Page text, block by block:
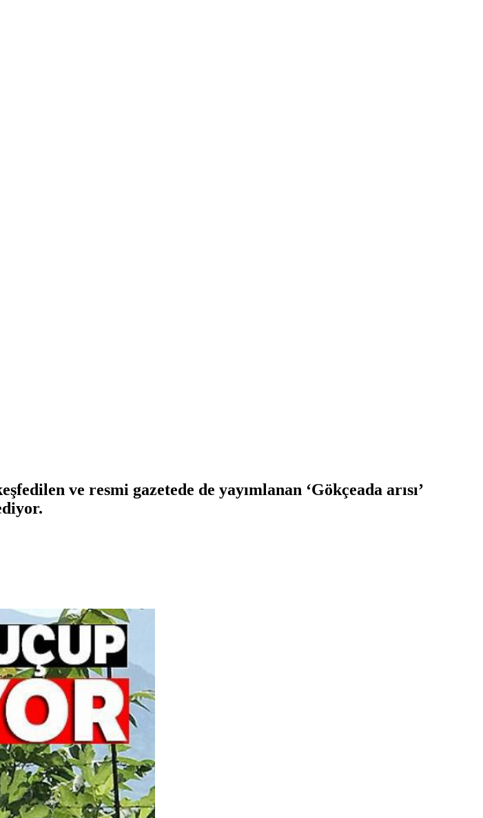
ve resmi gazetede de yayımlanan ‘Gökçeada arısı’